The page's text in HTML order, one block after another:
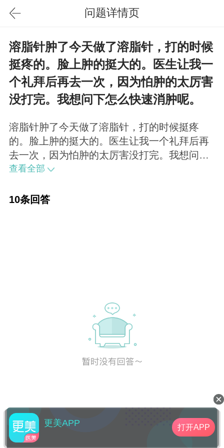
问题详情页
溶脂针肿了今天做了溶脂针，打的时候
挺疼的。脸上肿的挺大的。医生让我一
个礼拜后再去一次，因为怕肿的太厉害
没打完。我想问下怎么快速消肿呢。
溶脂针肿了今天做了溶脂针，打的时候挺疼
的。脸上肿的挺大的。医生让我一个礼拜后再
去一次，因为怕肿的太厉害没打完。我想问下
怎么快速消肿呢。
查看全部
10条回答
更美APP 打开APP